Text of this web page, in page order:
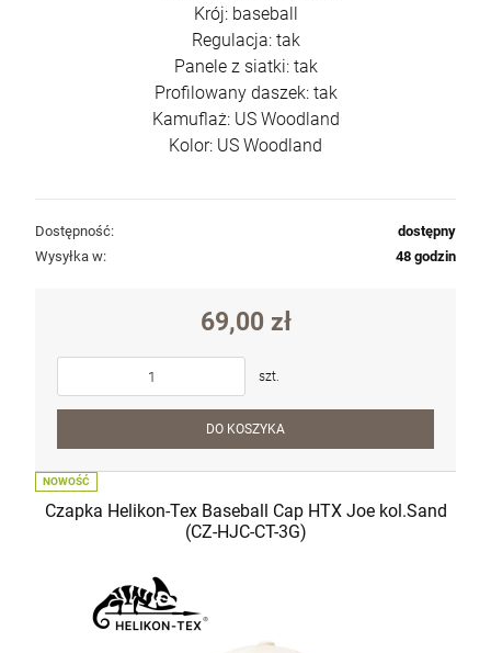
Krój: baseball
Regulacja: tak
Panele z siatki: tak
Profilowany daszek: tak
Kamuflaż: US Woodland
Kolor: US Woodland
Dostępność:
dostępny
Wysyłka w:
48 godzin
69,00 zł
szt.
DO KOSZYKA
Czapka Helikon-Tex Baseball Cap HTX Joe kol.Sand
(CZ-HJC-CT-3G)
NOWOŚĆ